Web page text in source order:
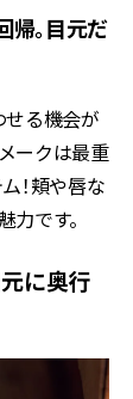
帰。目元だ
せる機会が
ークは最重
！頬や唇な
です。
に奥行